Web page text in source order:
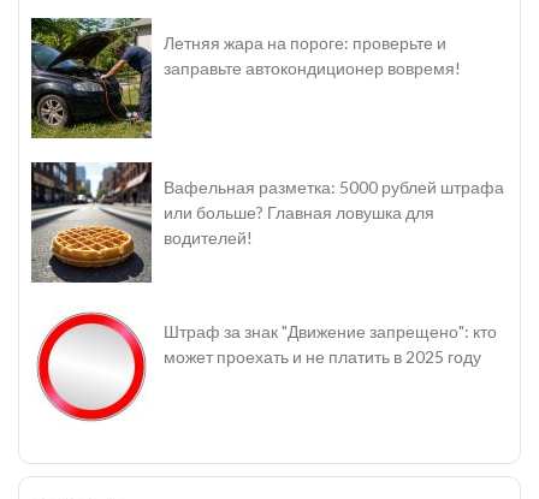
Летняя жара на пороге: проверьте и
заправьте автокондиционер вовремя!
Вафельная разметка: 5000 рублей штрафа
или больше? Главная ловушка для
водителей!
Штраф за знак "Движение запрещено": кто
может проехать и не платить в 2025 году